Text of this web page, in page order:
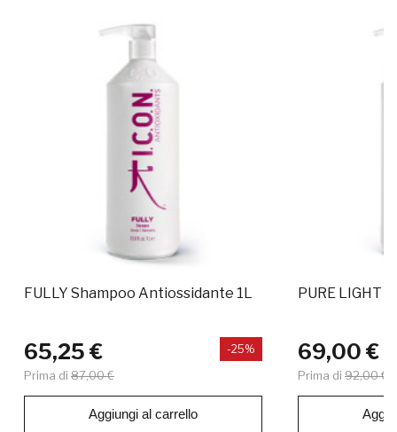
FULLY Shampoo Antiossidante 1L
65,25 €
Prima di 87,00 €
-25%
Aggiungi al carrello
PURE LIGHT
69,00 €
Prima di 92,00 €